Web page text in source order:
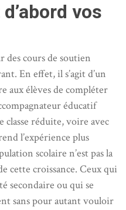
vos
des cours de soutien
En effet, il s’agit d’un
aux élèves de compléter
éducatif
classe réduite, voire avec
l’expérience plus
scolaire n’est pas la
cette croissance. Ceux qui
secondaire ou qui se
sans pour autant vouloir